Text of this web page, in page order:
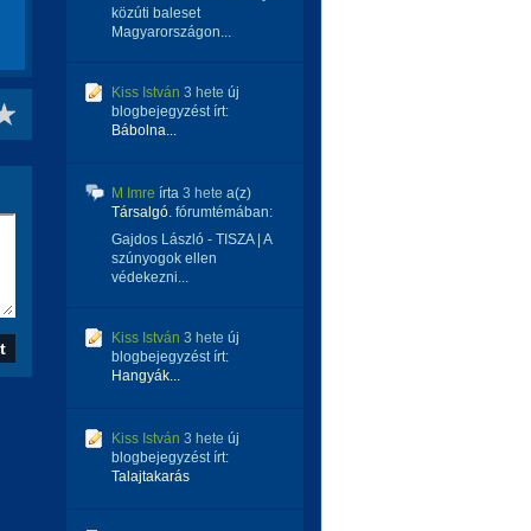
közúti baleset
Magyarországon...
Kiss István 3 hete új
blogbejegyzést írt:
Bábolna...
M Imre írta 3 hete a(z)
Társalgó. fórumtémában:
Gajdos László - TISZA | A
szúnyogok ellen
védekezni...
Kiss István 3 hete új
blogbejegyzést írt:
Hangyák...
Kiss István 3 hete új
blogbejegyzést írt:
Talajtakarás